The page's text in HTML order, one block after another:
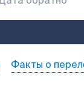
Факты о